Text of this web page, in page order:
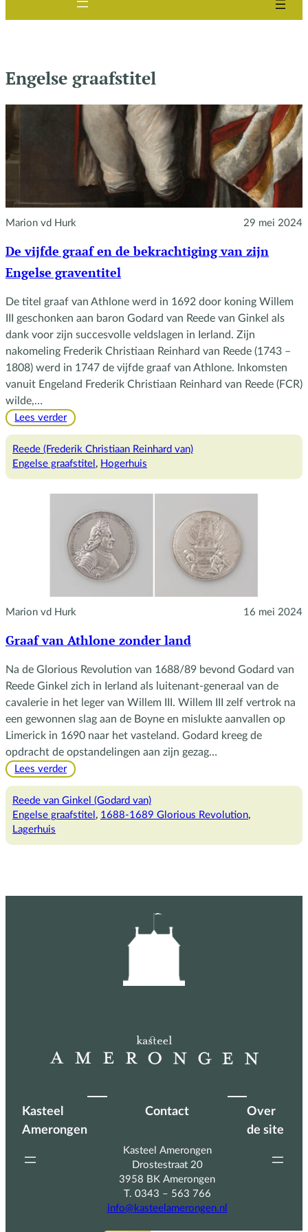
Engelse graafstitel
Marion vd Hurk 29 mei 2024
De vijfde graaf en de bekrachtiging van zijn
Engelse graventitel
De titel graaf van Athlone werd in 1692 door koning Willem
III geschonken aan baron Godard van Reede van Ginkel als
dank voor zijn succesvolle veldslagen in Ierland. Zijn
nakomeling Frederik Christiaan Reinhard van Reede (1743 –
1808) werd in 1747 de vijfde graaf van Athlone. Inkomsten
vanuit Engeland Frederik Christiaan Reinhard van Reede (FCR)
wilde,…
Lees verder:
vijfde
graaf
van
zijn
Engelse
graventitel
Reede (Frederik Christiaan Reinhard van)
Engelse graafstitel , Hogerhuis
Marion vd Hurk 16 mei 2024
Graaf van Athlone zonder land
Na de Glorious Revolution van 1688/89 bevond Godard van
Reede Ginkel zich in Ierland als luitenant-generaal van de
cavalerie in het leger van Willem III. Willem III zelf vertrok na
een gewonnen slag aan de Boyne en mislukte aanvallen op
Limerick in 1690 naar het vasteland. Godard kreeg de
opdracht de opstandelingen aan zijn gezag…
Lees verder:
van
Athlone
Reede van Ginkel (Godard van)
Engelse graafstitel , 1688-1689 Glorious Revolution
Lagerhuis
Kasteel
Amerongen
Contact
Kasteel Amerongen
Drostestraat 20
3958 BK Amerongen
T. 0343 – 563 766
info@kasteelamerongen.nl
Over
de site